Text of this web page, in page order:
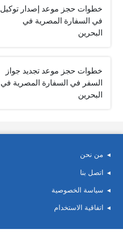
خطوات حجز موعد إصدار توكيل
في السفارة المصرية في
البحرين
خطوات حجز موعد تجديد جواز
السفر في السفارة المصرية في
البحرين
من نحن
اتصل بنا
سياسة الخصوصية
اتفاقية الاستخدام